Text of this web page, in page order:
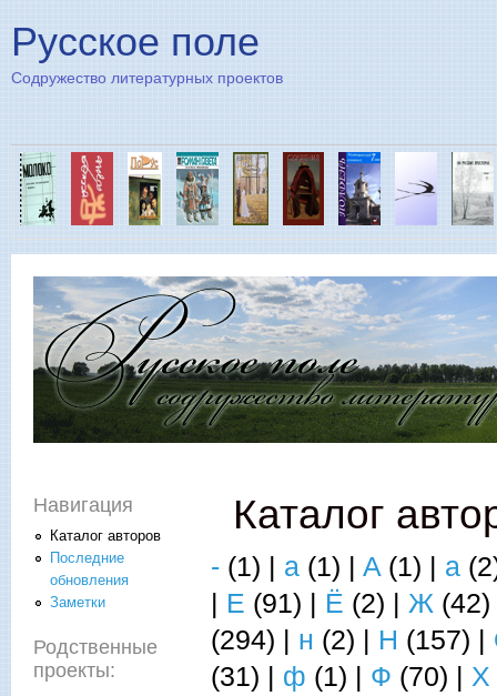
Русское поле
Содружество литературных проектов
Каталог
- (1) | a (1) | A (1) | а
| Е (91) | Ё (2) | Ж (42)
(294) | н (2) | Н (157) |
(31) | ф (1) | Ф (70) | Х
Навигация
Каталог авторов
Последние
обновления
Заметки
Родственные
проекты: